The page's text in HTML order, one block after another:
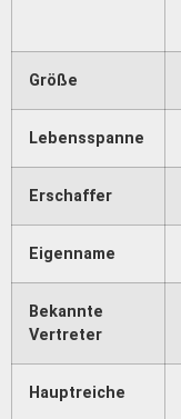
Größe
Lebensspanne
Erschaffer
Eigenname
Bekannte
Vertreter
Hauptreiche